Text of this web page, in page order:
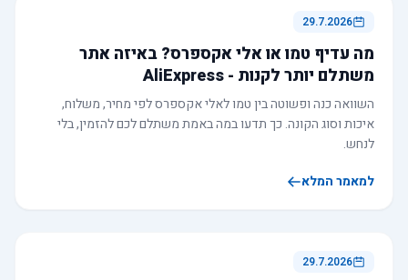
29.7.2026
מה עדיף טמו או אלי אקספרס? באיזה אתר
משתלם יותר לקנות - AliExpress
השוואה כנה ופשוטה בין טמו לאלי אקספרס לפי מחיר, משלוח,
איכות וסוג הקונה. כך תדעו במה באמת משתלם לכם להזמין, בלי
לנחש.
למאמר המלא
29.7.2026